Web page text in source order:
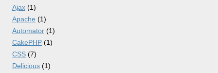
Ajax (1)
Apache (1)
Automator (1)
CakePHP (1)
CSS (7)
Delicious (1)